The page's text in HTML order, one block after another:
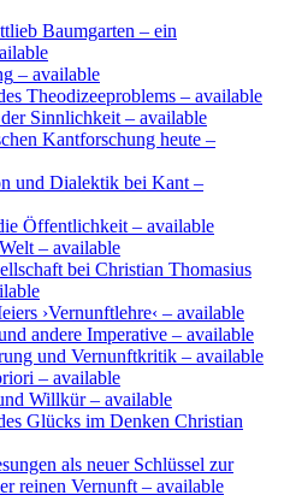
Baumgarten – ein
– available
Theodizeeproblems – available
Sinnlichkeit – available
Kantforschung heute –
und Dialektik bei Kant –
Öffentlichkeit – available
– available
bei Christian Thomasius
›Vernunftlehre‹ – available
andere Imperative – available
und Vernunftkritik – available
– available
Willkür– available
Glücks im Denken Christian
als neuer Schlüssel zur
reinen Vernunft – available